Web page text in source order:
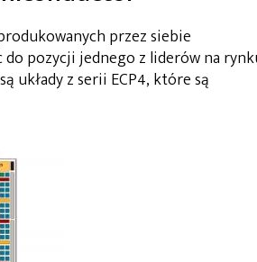
przez siebie
pozycji jednego z liderów na
układy z serii ECP4, które są